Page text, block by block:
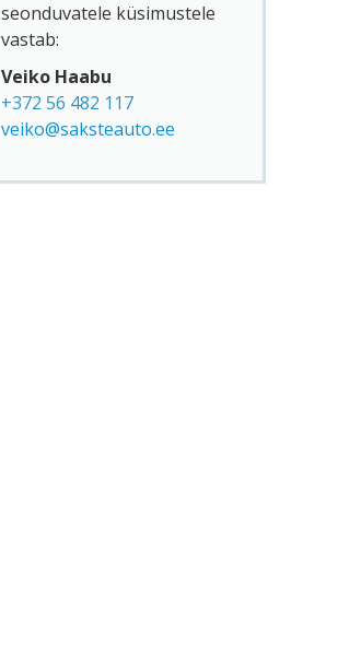
seonduvatele küsimustele
vastab:
Veiko Haabu
+372 56 482 117
veiko@saksteauto.ee